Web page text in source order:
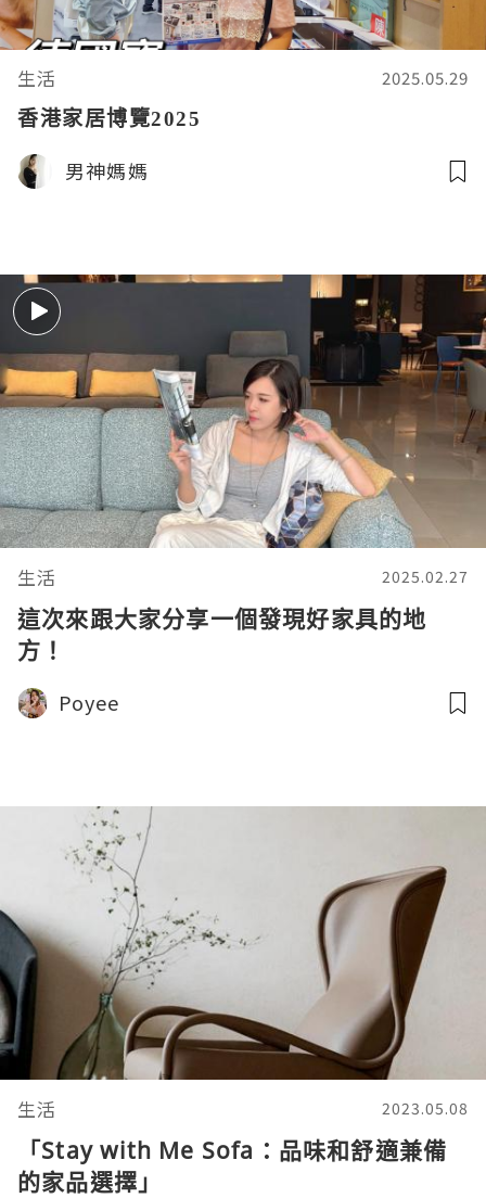
生活 2025.05.29
香港家居博覽2025
男神媽媽
生活 2025.02.27
這次來跟大家分享一個發現好家具的地
方！
Poyee
生活 2023.05.08
「Stay with Me Sofa：品味和舒適兼備
的家品選擇」